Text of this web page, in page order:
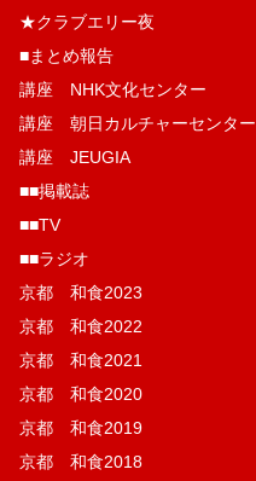
★クラブエリー夜
■まとめ報告
講座 NHK文化センター
講座 朝日カルチャーセンター
講座 JEUGIA
■■掲載誌
■■TV
■■ラジオ
京都 和食2023
京都 和食2022
京都 和食2021
京都 和食2020
京都 和食2019
京都 和食2018